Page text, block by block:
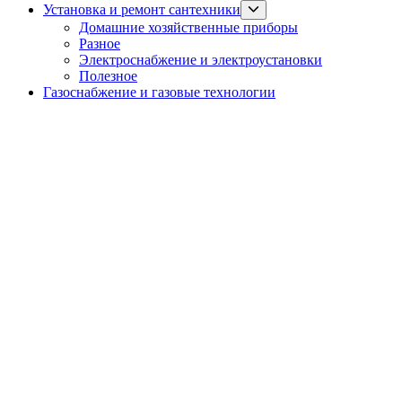
Установка и ремонт сантехники
sub
menu
Домашние хозяйственные приборы
Разное
Электроснабжение и электроустановки
Полезное
Газоснабжение и газовые технологии